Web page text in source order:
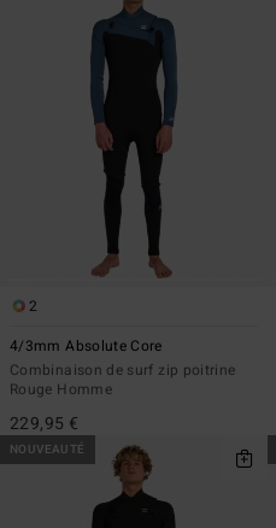
2
4/3mm Absolute Core
Combinaison de surf zip poitrine
Rouge Homme
229,95 €
NOUVEAUTÉ